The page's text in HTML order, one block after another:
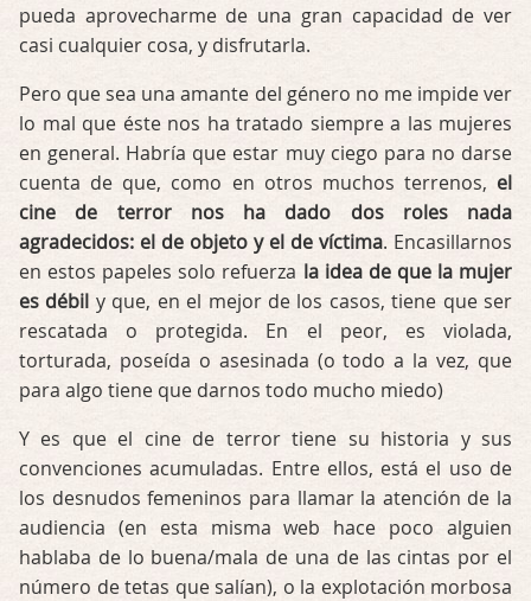
pueda aprovecharme de una gran capacidad de ver
casi cualquier cosa, y disfrutarla.
Pero que sea una amante del género no me impide ver
lo mal que éste nos ha tratado siempre a las mujeres
en general. Habría que estar muy ciego para no darse
cuenta de que, como en otros muchos terrenos, el
cine de terror nos ha dado dos roles nada
agradecidos: el de objeto y el de víctima. Encasillarnos
en estos papeles solo refuerza la idea de que la mujer
es débil y que, en el mejor de los casos, tiene que ser
rescatada o protegida. En el peor, es violada,
torturada, poseída o asesinada (o todo a la vez, que
para algo tiene que darnos todo mucho miedo)
Y es que el cine de terror tiene su historia y sus
convenciones acumuladas. Entre ellos, está el uso de
los desnudos femeninos para llamar la atención de la
audiencia (en esta misma web hace poco alguien
hablaba de lo buena/mala de una de las cintas por el
número de tetas que salían), o la explotación morbosa